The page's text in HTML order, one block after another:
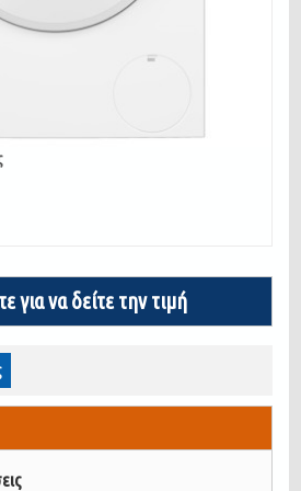
για να δείτε την τιμή